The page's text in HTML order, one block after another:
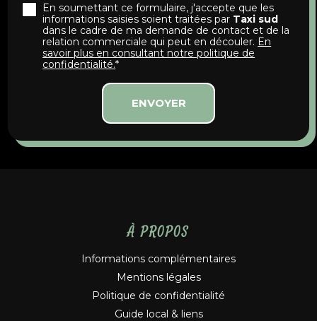
En soumettant ce formulaire, j'accepte que les
informations saisies soient traitées par Taxi sud
dans le cadre de ma demande de contact et de la
relation commerciale qui peut en découler. En
savoir plus en consultant notre politique de
confidentialité.*
À PROPOS
Informations complémentaires
Mentions légales
Politique de confidentialité
Guide local & liens